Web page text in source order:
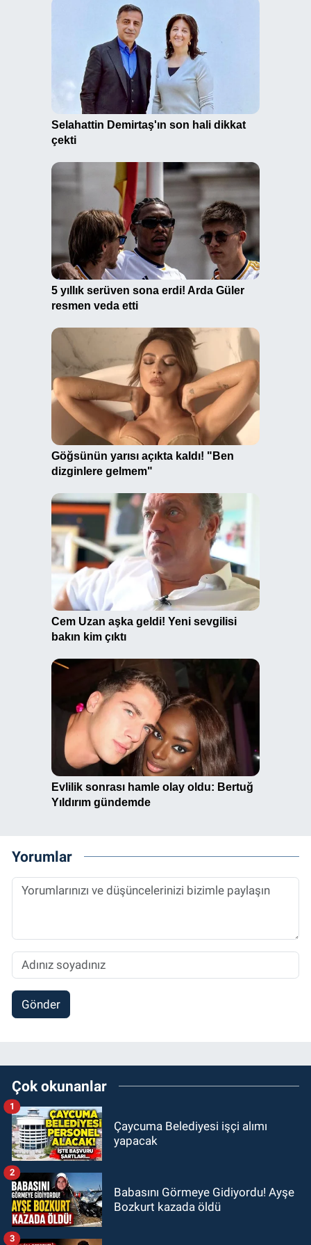
Yorumlar
Gönder
Çok okunanlar
Çaycuma Belediyesi işçi alımı
yapacak
1
Babasını Görmeye Gidiyordu! Ayşe
Bozkurt kazada öldü
2
3